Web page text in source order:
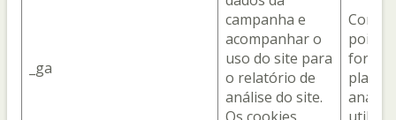
_ga
campanha e
acompanhar o
uso do site para
o relatório de
análise do site.
Com o
pois